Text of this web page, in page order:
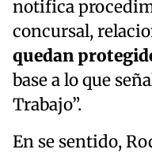
notifica
concursal,
quedan
base a lo que
Trabajo”.
En se sentido,